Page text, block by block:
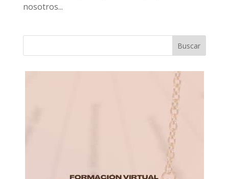
nosotros...